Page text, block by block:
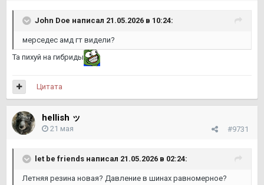
John Doe написал 21.05.2026 в 10:24:
мерседес амд гт видели?
Та пихуй на гибриды
Цитата
hellish ッ
#9731
21 мая
let be friends написал 21.05.2026 в 02:24:
Летняя резина новая? Давление в шинах равномерное?